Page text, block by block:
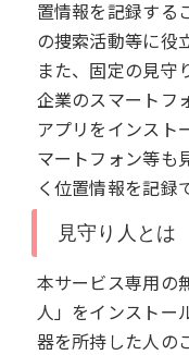
置情報を記録する
の捜索活動等に役
また、固定の見守
企業のスマートフ
アプリをインスト
マートフォン等も
く位置情報を記録
見守り人とは
本サービス専用の
人」をインストー
器を所持した人の